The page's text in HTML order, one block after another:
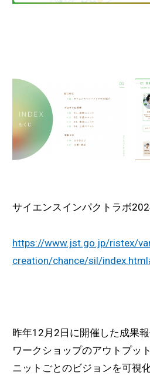
サイエンスインパクトラボ
https://www.jst.go.jp/ristex/
creation/chance/sil/
昨年12月2日に開催した成果
ワークショップのアウトプッ
ニットごとのビジョンを可視